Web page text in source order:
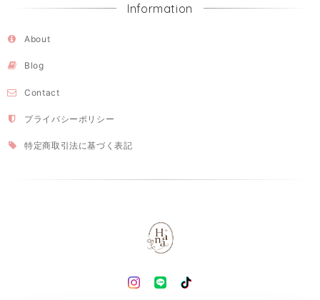
Information
About
Blog
Contact
プライバシーポリシー
特定商取引法に基づく表記